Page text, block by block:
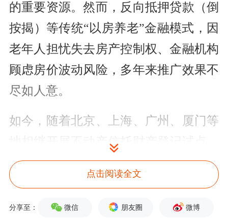
的重要资源。然而，反向抵押贷款（倒
按揭）等传统“以房养老”金融模式，因
老年人担忧失去房产控制权、金融机构
顾虑房价波动风险，多年来推广效果不
尽如人意。
如今，随着北京、上海、广州、厦门等
地相继开展不动产信托财产登记试点，
这一困局正在被打破。信托公司作为专
业管家，通过创新的不动产信托模式，
正在将“沉睡的房产”转化为可持续的养
点击阅读全文
分享至： 微信 朋友圈 微博